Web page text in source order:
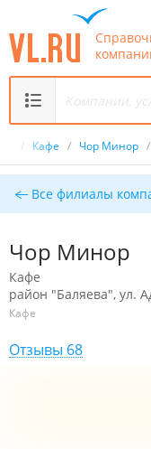
/ Кафе / Чор Минор /
Все филиалы
Чор Минор
Кафе
район "Баляева", ул.
Кафе
Отзывы 68